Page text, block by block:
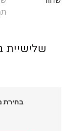
שלישיית
בחירת מידה